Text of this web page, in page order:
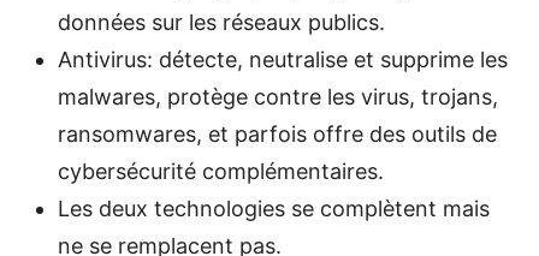
données sur les réseaux publics.
Antivirus: détecte, neutralise et supprime les
malwares, protège contre les virus, trojans,
ransomwares, et parfois offre des outils de
cybersécurité complémentaires.
Les deux technologies se complètent mais
ne se remplacent pas.